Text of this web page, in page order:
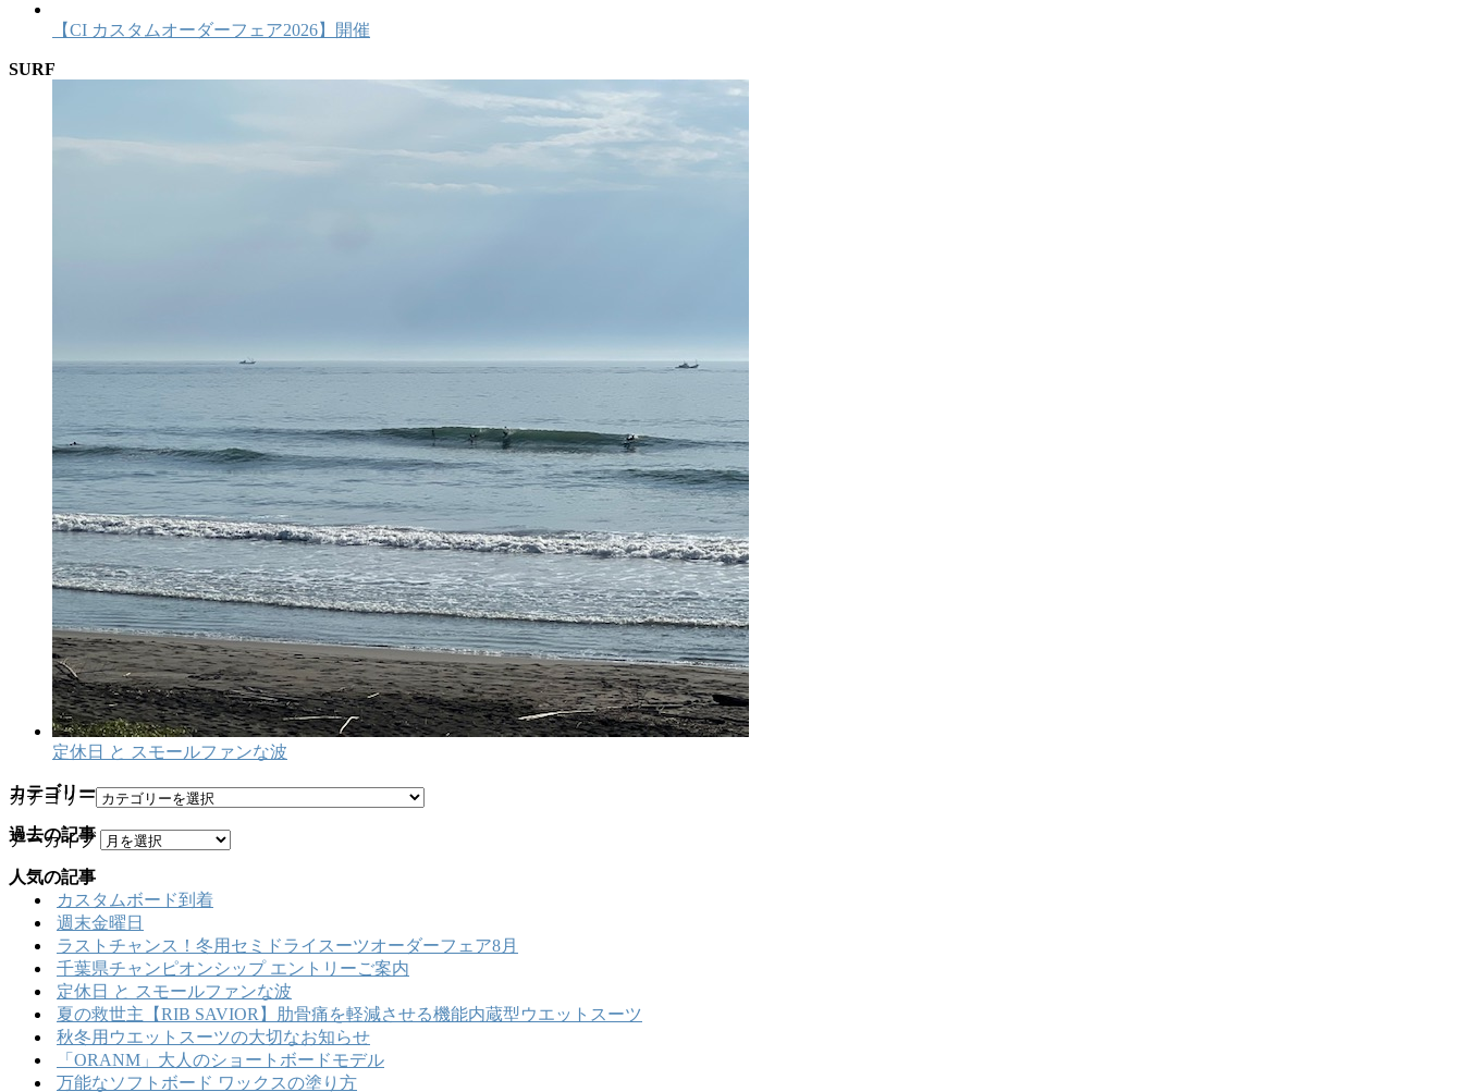
【CI カスタムオーダーフェア2026】開催
SURF
定休日 と スモールファンな波
カテゴリー
カテゴリー
過去の記事
アーカイブ
人気の記事
カスタムボード到着
週末金曜日
ラストチャンス！冬用セミドライスーツオーダーフェア8月
千葉県チャンピオンシップ エントリーご案内
定休日 と スモールファンな波
夏の救世主【RIB SAVIOR】肋骨痛を軽減させる機能内蔵型ウエットスーツ
秋冬用ウエットスーツの大切なお知らせ
「ORANM」大人のショートボードモデル
万能なソフトボード ワックスの塗り方